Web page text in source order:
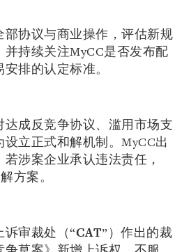
部协议与商业操作，评估新规
持续关注MyCC是否发布配
排的认定标准。
达成反竞争协议、滥用市场支
设立正式和解机制。MyCC出
涉案企业承认违法责任，
方案。
诉审裁处（“CAT”）作出的裁